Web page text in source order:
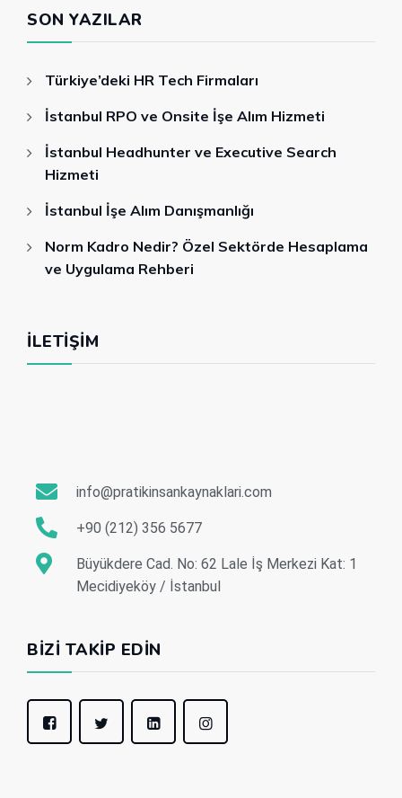
SON YAZILAR
Türkiye’deki HR Tech Firmaları
İstanbul RPO ve Onsite İşe Alım Hizmeti
İstanbul Headhunter ve Executive Search
Hizmeti
İstanbul İşe Alım Danışmanlığı
Norm Kadro Nedir? Özel Sektörde Hesaplama
ve Uygulama Rehberi
İLETIŞIM
info@pratikinsankaynaklari.com
+90 (212) 356 5677
Büyükdere Cad. No: 62 Lale İş Merkezi Kat: 1
Mecidiyeköy / İstanbul
BIZI TAKIP EDIN